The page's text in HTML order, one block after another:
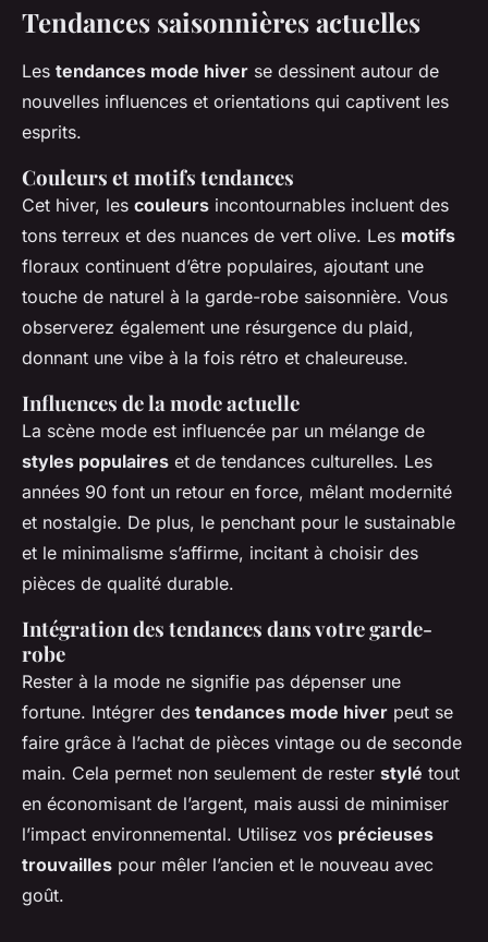
Tendances saisonnières actuelles
Les tendances mode hiver se dessinent autour de
nouvelles influences et orientations qui captivent les
esprits.
Couleurs et motifs tendances
Cet hiver, les couleurs incontournables incluent des
tons terreux et des nuances de vert olive. Les motifs
floraux continuent d’être populaires, ajoutant une
touche de naturel à la garde-robe saisonnière. Vous
observerez également une résurgence du plaid,
donnant une vibe à la fois rétro et chaleureuse.
Influences de la mode actuelle
La scène mode est influencée par un mélange de
styles populaires et de tendances culturelles. Les
années 90 font un retour en force, mêlant modernité
et nostalgie. De plus, le penchant pour le sustainable
et le minimalisme s’affirme, incitant à choisir des
pièces de qualité durable.
Intégration des tendances dans votre garde-
robe
Rester à la mode ne signifie pas dépenser une
fortune. Intégrer des tendances mode hiver peut se
faire grâce à l’achat de pièces vintage ou de seconde
main. Cela permet non seulement de rester stylé tout
en économisant de l’argent, mais aussi de minimiser
l’impact environnemental. Utilisez vos précieuses
trouvailles pour mêler l’ancien et le nouveau avec
goût.